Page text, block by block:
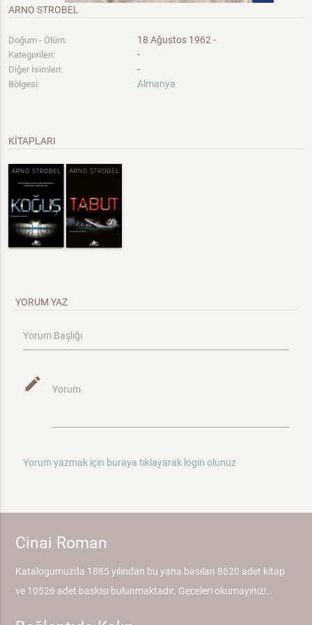
ARNO STROBEL
Doğum - Ölüm: 18 Ağustos 1962 -
Kategorileri: -
Diğer İsimleri: -
Bölgesi: Almanya
KİTAPLARI
YORUM YAZ
Yorum Başlığı
mode_edit Yorum
Yorum yazmak için buraya tıklayarak login olunuz
Cinai Roman
Katalogumuzda 1885 yılından bu yana basılan 8620 adet kitap
ve 10526 adet baskısı bulunmaktadır. Geceleri okumayınız!..